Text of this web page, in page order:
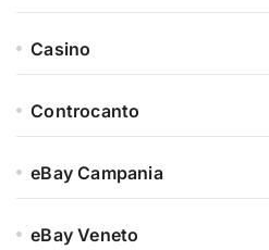
Casino
Controcanto
eBay Campania
eBay Veneto